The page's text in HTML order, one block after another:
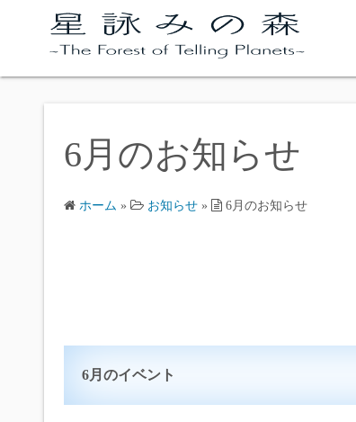
ン
6月のお知らせ
ホーム » お知らせ » 6月のお知らせ
6月のイベント